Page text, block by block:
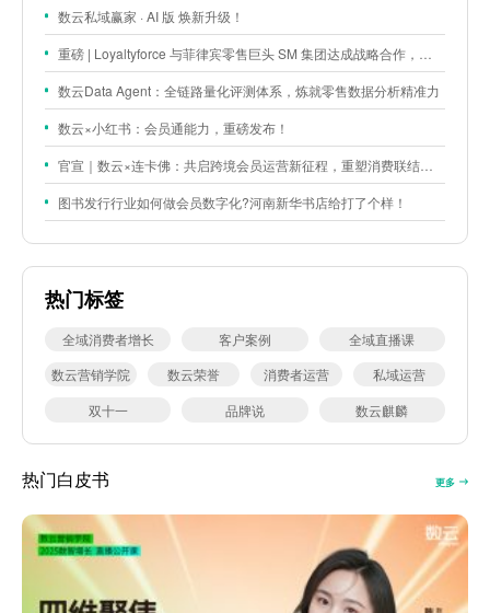
数云私域赢家 · AI 版 焕新升级！
重磅 | Loyaltyforce 与菲律宾零售巨头 SM 集团达成战略合作，携手开启 SMAC 会员数智化运营新征程
数云Data Agent：全链路量化评测体系，炼就零售数据分析精准力
数云×小红书：会员通能力，重磅发布！
官宣｜数云×连卡佛：共启跨境会员运营新征程，重塑消费联结新体验
图书发行行业如何做会员数字化?河南新华书店给打了个样！
热门标签
全域消费者增长 客户案例
全域直播课
数云营销学院
数云荣誉 消费者运营
私域运营
双十一
品牌说 数云麒麟
热门白皮书 更多